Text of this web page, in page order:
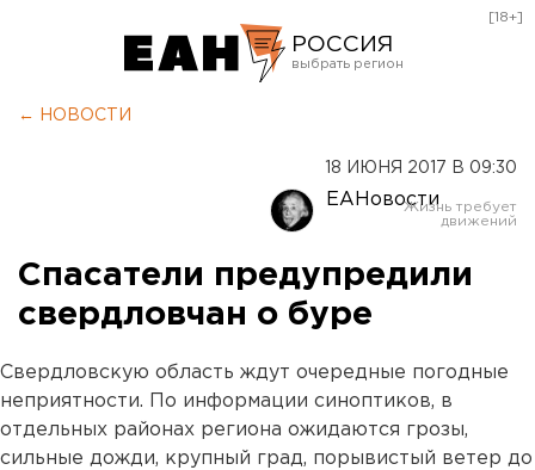
РОССИЯ
Оренбург
[18+]
← НОВОСТИ
18 ИЮНЯ 2017 В 09:30
ЕАНовости
Спасатели предупредили
свердловчан о буре
Свердловскую область ждут очередные погодные
неприятности. По информации синоптиков, в
отдельных районах региона ожидаются грозы,
сильные дожди, крупный град, порывистый ветер до